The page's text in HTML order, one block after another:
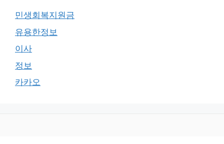
민생회복지원금
유용한정보
이사
정보
카카오